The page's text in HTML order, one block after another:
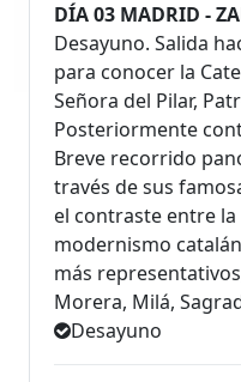
DÍA 03 MADRID -
Desayuno. Salida
para conocer la
Señora del Pilar,
Posteriormente
Breve recorrido
través de sus
el contraste entre
modernismo
más
Morera, Milá,
Desayuno